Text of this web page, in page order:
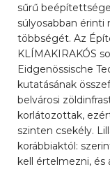
sűrű
súlyosabban érinti
többségét. Az
KLÍMAKIRAKÓS
Eidgenössische
kutatásának
belvárosi
korlátozottak,
szinten csekély.
korábbiaktól:
kell értelmezni,